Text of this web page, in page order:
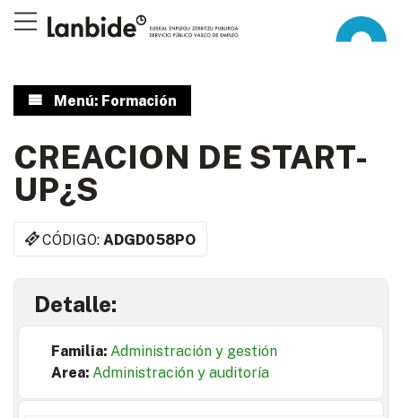
Menú: Formación
CREACION DE START-
UP¿S
CÓDIGO:ADGD058PO
Detalle:
Familia: Administración y gestión
Area: Administración y auditoría